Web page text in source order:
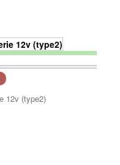
12v (type2)